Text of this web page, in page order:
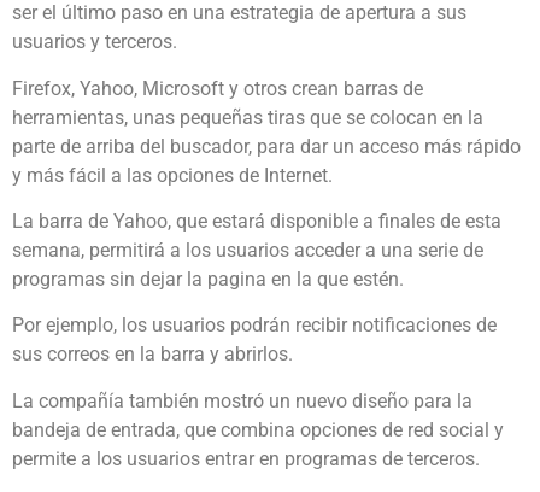
ser el último paso en una estrategia de apertura a sus
usuarios y terceros.
Firefox, Yahoo, Microsoft y otros crean barras de
herramientas, unas pequeñas tiras que se colocan en la
parte de arriba del buscador, para dar un acceso más rápido
y más fácil a las opciones de Internet.
La barra de Yahoo, que estará disponible a finales de esta
semana, permitirá a los usuarios acceder a una serie de
programas sin dejar la pagina en la que estén.
Por ejemplo, los usuarios podrán recibir notificaciones de
sus correos en la barra y abrirlos.
La compañía también mostró un nuevo diseño para la
bandeja de entrada, que combina opciones de red social y
permite a los usuarios entrar en programas de terceros.